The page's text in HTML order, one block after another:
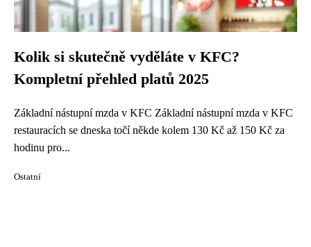
Kolik si skutečně vyděláte v KFC?
Kompletní přehled platů 2025
Základní nástupní mzda v KFC Základní nástupní mzda v KFC
restauracích se dneska točí někde kolem 130 Kč až 150 Kč za
hodinu pro...
Ostatní